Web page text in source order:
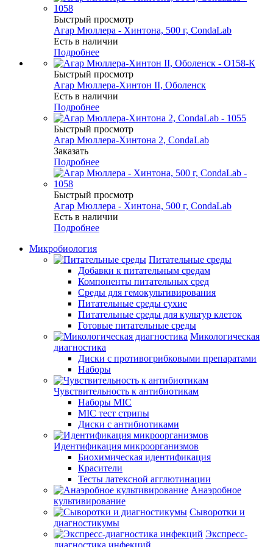
Быстрый просмотр
Агар Мюллера - Хинтона, 500 г, CondaLab
Есть в наличии
Подробнее
Быстрый просмотр
Агар Мюллера-Хинтон II, Оболенск
Есть в наличии
Подробнее
Быстрый просмотр
Агар Мюллера-Хинтона 2, CondaLab
Заказать
Подробнее
Быстрый просмотр
Агар Мюллера - Хинтона, 500 г, CondaLab
Есть в наличии
Подробнее
Микробиология
Питательные среды
Добавки к питательным средам
Компоненты питательных сред
Среды для гемокультивирования
Питательные среды сухие
Питательные среды для культур клеток
Готовые питательные среды
Микологическая
диагностика
Диски с противогрибковыми препаратами
Наборы
Чувствительность к антибиотикам
Наборы MIC
MIC тест стрипы
Диски с антибиотиками
Идентификация микроорганизмов
Биохимическая идентификация
Красители
Тесты латексной агглютинации
Анаэробное
культивирование
Сыворотки и
диагностикумы
Экспресс-
диагностика инфекций